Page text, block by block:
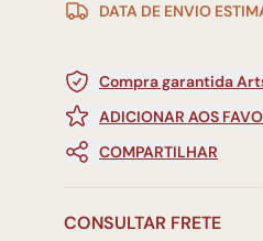
DATA DE ENVIO
Compra garantida
ADICIONAR AOS
COMPARTILHAR
CONSULTAR FRETE